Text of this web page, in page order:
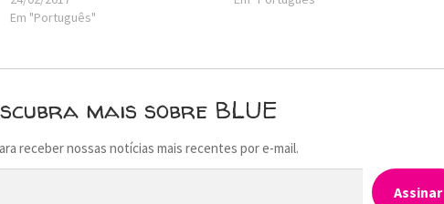
Em "Português"
mais sobre BLUE
receber nossas notícias mais recentes por e-mail.
Assinar